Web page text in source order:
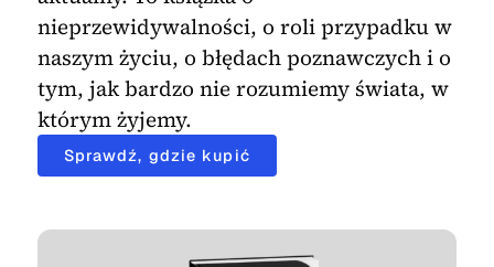
nieprzewidywalności, o roli przypadku w
naszym życiu, o błędach poznawczych i o
tym, jak bardzo nie rozumiemy świata, w
którym żyjemy.
Sprawdź, gdzie kupić